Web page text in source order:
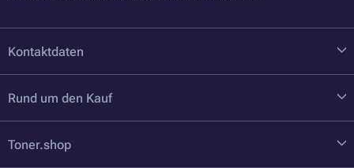
Kontaktdaten
Rund um den Kauf
Toner.shop